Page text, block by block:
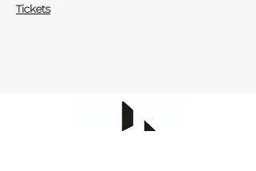
Tickets